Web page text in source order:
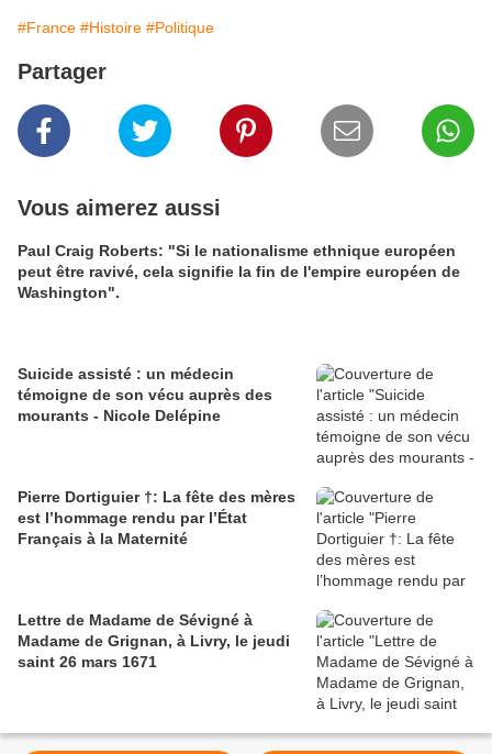
#France #Histoire #Politique
Partager
Vous aimerez aussi
Paul Craig Roberts: "Si le nationalisme ethnique européen
peut être ravivé, cela signifie la fin de l'empire européen de
Washington".
Suicide assisté : un médecin
témoigne de son vécu auprès des
mourants - Nicole Delépine
Pierre Dortiguier †: La fête des mères
est l’hommage rendu par l’État
Français à la Maternité
Lettre de Madame de Sévigné à
Madame de Grignan, à Livry, le jeudi
saint 26 mars 1671